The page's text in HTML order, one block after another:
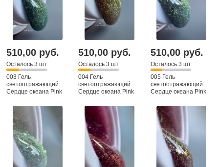
510,00 руб.
Осталось 3 шт
003 Гель
светоотражающий
Сердце океана Pink
510,00 руб.
Осталось 3 шт
004 Гель
светоотражающий
Сердце океана Pink
510,00 руб.
Осталось 3 шт
005 Гель
светоотражающий
Сердце океана Pink